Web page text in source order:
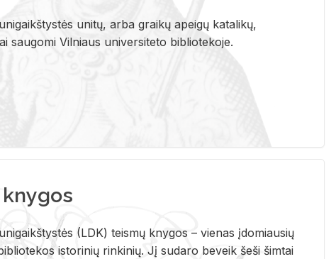
unitų, arba graikų apeigų katalikų,
saugomi Vilniaus universiteto bibliotekoje.
(LDK) teis­mų kny­gos – vie­nas įdo­miau­sių
is­to­ri­nių rin­ki­nių. Jį su­da­ro be­veik šeši šim­tai